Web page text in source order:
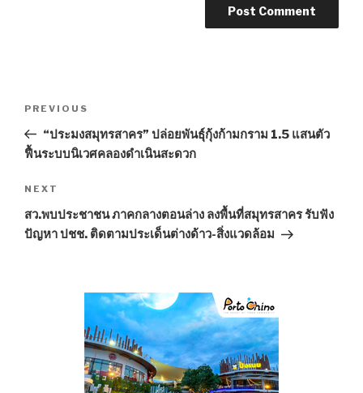
Previous
Post
PREVIOUS
“ประมงสมุทรสาคร” ปล่อยพันธุ์กุ้งก้ามกราม 1.5 แสนตัว
ฟื้นระบบนิเวศคลองดำเนินสะดวก
Next
Post
NEXT
สว.พบประชาชน ภาคกลางตอนล่าง ลงพื้นที่สมุทรสาคร รับฟัง
ปัญหา ปชช. ติดตามประเด็นต่างด้าว-สิ่งแวดล้อม